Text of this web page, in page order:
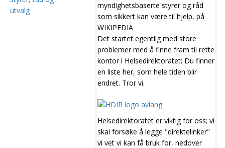
INTERNETT-RESSURSERmyndighetsbaserte styrer og råd
som sikkert kan være til hjelp, på
WIKIPEDIA
Det startet egentlig med store
problemer med å finne fram til rette
kontor i Helsedirektoratet; Du finner
en liste her, som hele tiden blir
endret. Tror vi.
Helsedirektoratet er viktig for oss; vi
skal forsøke å legge "direktelinker"
vi vet vi kan få bruk for, nedover
Mistet ditt passord?